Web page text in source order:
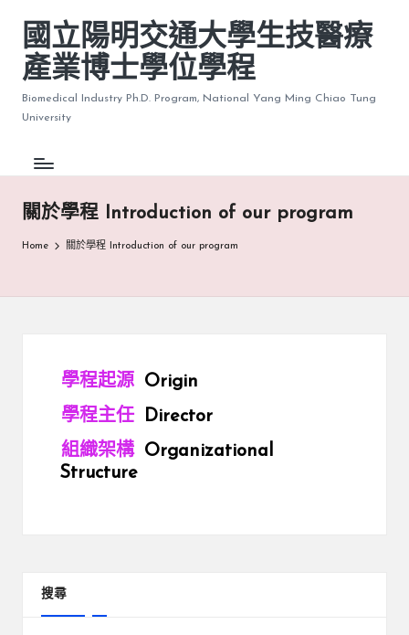
國立陽明交通大學生技醫療
產業博士學位學程
Biomedical Industry Ph.D. Program, National Yang Ming Chiao Tung
University
關於學程 Introduction of our program
Home 關於學程 Introduction of our program
學程起源 Origin
學程主任
Director
組織架構 Organizational
Structure
搜尋